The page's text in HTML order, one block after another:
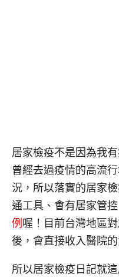
居家檢疫不是因為我
曾經去過疫情的高流
況，所以落實的居家
通工具、會有居家管控
例喔！目前台灣地區
後，會直接收入醫院
所以居家檢疫日記就